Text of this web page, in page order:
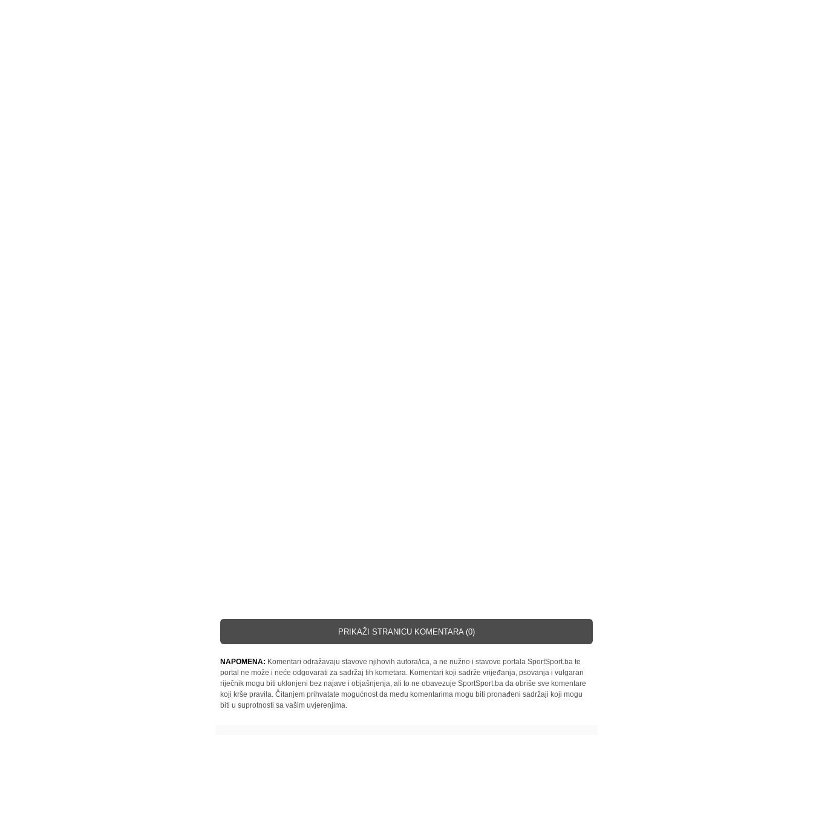
PRIKAŽI STRANICU KOMENTARA (0)
NAPOMENA: Komentari odražavaju stavove njihovih autora/ica, a ne nužno i stavove portala SportSport.ba te
portal ne može i neće odgovarati za sadržaj tih kometara. Komentari koji sadrže vrijeđanja, psovanja i vulgaran
riječnik mogu biti uklonjeni bez najave i objašnjenja, ali to ne obavezuje SportSport.ba da obriše sve komentare
koji krše pravila. Čitanjem prihvatate mogućnost da među komentarima mogu biti pronađeni sadržaji koji mogu
biti u suprotnosti sa vašim uvjerenjima.